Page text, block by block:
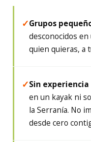
✓Grupos
desconocidos en
quien quieras, a
✓Sin
en un kayak ni
la Serranía. No
desde cero